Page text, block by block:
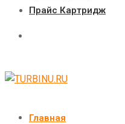
Прайс Картридж
Главная